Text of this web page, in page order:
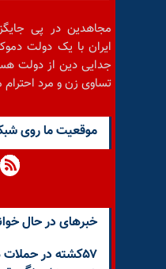
مجاهدین در پی
ایران با یک دولت
جدایی دین از دولت
تساوی زن و مرد احترام
موقعيت ما روى
خبرهای در حال
۵۷کشته در